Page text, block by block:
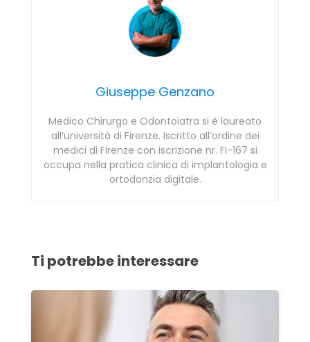
Giuseppe Genzano
Medico Chirurgo e Odontoiatra si è laureato
all’università di Firenze. Iscritto all’ordine dei
medici di Firenze con iscrizione nr. FI-167 si
occupa nella pratica clinica di implantologia e
ortodonzia digitale.
Ti potrebbe interessare